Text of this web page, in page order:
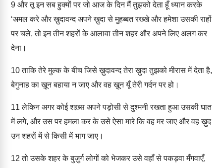
9 और तू इन सब हुक्मों पर जो आज के दिन मैं तुझको देता हूँ ध्यान करके
‘अमल करे और ख़ुदावन्द अपने ख़ुदा से मुहब्बत रख्खे और हमेशा उसकी राहों
पर चले, तो इन तीन शहरों के आलावा तीन शहर और अपने लिए अलग कर
देना।
10ताकि तेरे मुल्क के बीच जिसे ख़ुदावन्द तेरा ख़ुदा तुझको मीरास में देता है,
बेगुनाह का ख़ून बहाया न जाए और वह ख़ून यूँ तेरी गर्दन पर हो।
11 लेकिन अगर कोई शख़्स अपने पड़ोसी से दुश्मनी रखता हुआ उसकी घात
में लगे, और उस पर हमला कर के उसे ऐसा मारे कि वह मर जाए और वह ख़ुद
उन शहरों में से किसी में भाग जाए।
12 तो उसके शहर के बुज़ुर्ग लोगों को भेजकर उसे वहाँ से पकड़वा मँगवाएँ,